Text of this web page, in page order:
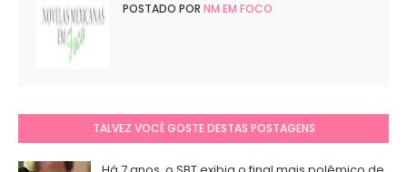
POSTADO POR NM EM FOCO
TALVEZ VOCÊ GOSTE DESTAS POSTAGENS